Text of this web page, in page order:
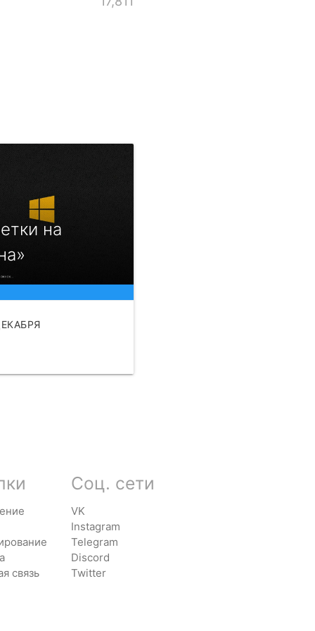
на
связь
Соц. сети
VK
Instagram
Telegram
Discord
Twitter